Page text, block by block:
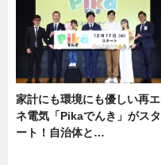
家計にも環境にも優しい再エ
ネ電気「Pikaでんき」がスタ
ート！自治体と…